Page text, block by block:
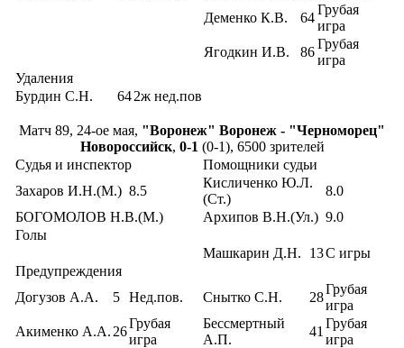
Деменко К.В.
64
Грубая
игра
Ягодкин И.В.
86
Грубая
игра
Удаления
Бурдин С.Н.
642ж нед.пов
Матч 89, 24-ое мая, "Воронеж" Воронеж - "Черноморец"
Новороссийск, 0-1 (0-1), 6500 зрителей
Судья и инспектор
Помощники судьи
Захаров И.Н.(М.) 8.5
Кисличенко Ю.Л.
(Ст.)
8.0
БОГОМОЛОВ Н.В.(М.)
Архипов В.Н.(Ул.) 9.0
Голы
Машкарин Д.Н.
13С игры
Предупреждения
Догузов А.А.
5 Нед.пов. Снытко С.Н. 28
Грубая
игра
Акименко А.А. 26
Грубая
игра
Бессмертный
А.П.
41
Грубая
игра